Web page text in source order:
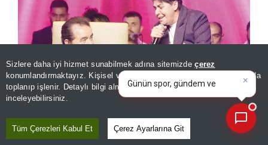
Sizlere daha iyi hizmet sunabilmek adına sitemizdeçerez
konumlandırmaktayız. Kişisel verileriniz, KVKK ve GDPR kapsamında
toplanıp işlenir. Detaylı bilgi almak içinAydınlatma Metnimizi
inceleyebilirsiniz.
Tüm Çerezleri Kabul Et Çerez Ayarlarına Git
90’lı yıllarda seslendirdiği arabesk eserlerle
×
Bugünkü yazarların köşe y